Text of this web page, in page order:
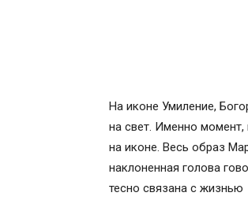
На иконе Умиление,
на свет. Именно
на иконе. Весь образ
наклоненная голова
тесно связана с